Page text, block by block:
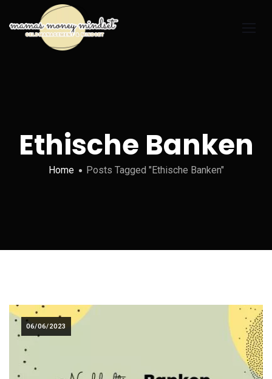
Ethische Banken
Home Posts Tagged "Ethische Banken"
06/06/2023